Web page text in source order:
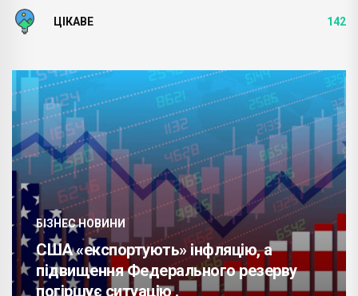
ЦІКАВЕ 142
БІЗНЕС НОВИНИ
США «експортують» інфляцію, а
підвищення Федерального резерву
погіршує ситуацію .